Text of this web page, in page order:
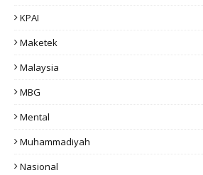
KPAI
Maketek
Malaysia
MBG
Mental
Muhammadiyah
Nasional